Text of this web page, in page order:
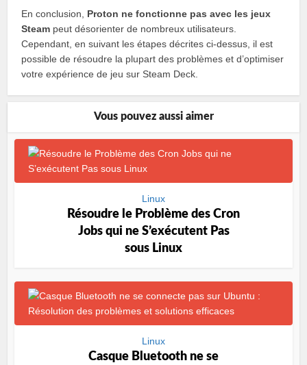
En conclusion, Proton ne fonctionne pas avec les jeux
Steam peut désorienter de nombreux utilisateurs.
Cependant, en suivant les étapes décrites ci-dessus, il est
possible de résoudre la plupart des problèmes et d’optimiser
votre expérience de jeu sur Steam Deck.
Vous pouvez aussi aimer
Linux
Résoudre le Problème des Cron
Jobs qui ne S’exécutent Pas
sous Linux
Linux
Casque Bluetooth ne se